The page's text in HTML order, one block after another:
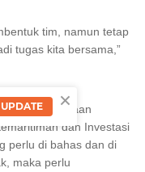
tim, namun tetap
tugas kita bersama,”
Pengelolaan
dan Investasi
perlu di bahas dan di
maka perlu
×
UPDATE